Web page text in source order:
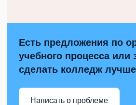
Есть предложения по
учебного процесса или
сделать колледж
Написать о проблеме